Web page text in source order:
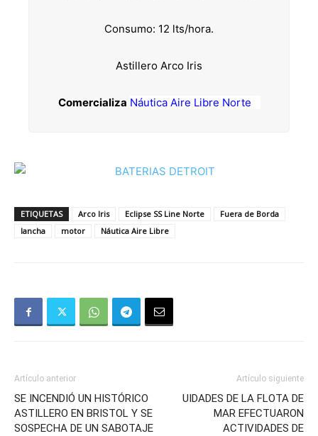
Consumo: 12 lts/hora.
Astillero Arco Iris
Comercializa Náutica Aire Libre Norte
ETIQUETAS Arco Iris Eclipse SS Line Norte
Fuera de Borda
lancha
motor Náutica Aire Libre
Artículo anterior
SE INCENDIÓ UN HISTÓRICO
ASTILLERO EN BRISTOL Y SE
SOSPECHA DE UN SABOTAJE
Artículo siguiente
UIDADES DE LA FLOTA DE
MAR EFECTUARON
ACTIVIDADES DE